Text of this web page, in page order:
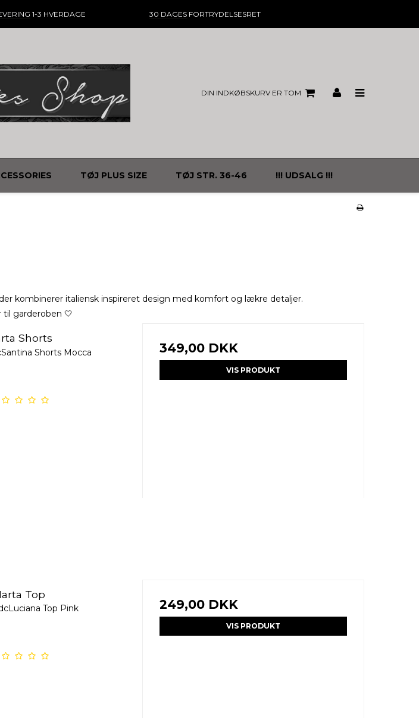
1-3 HVERDAGE 30 DAGESFORTRYDELSESRET
DIN INDKØBSKURV ER TOM
TØJ PLUS SIZE TØJ STR. 36-46 !!! UDSALG !!!
kombinerer italiensk inspireret design med komfort og lækre detaljer.
garderoben 🤍
Shorts
Shorts Mocca 349,00 DKK
VIS PRODUKT
Top
Top Pink 249,00 DKK
VIS PRODUKT